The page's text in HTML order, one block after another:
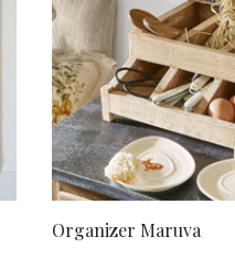
Organizer Maruva